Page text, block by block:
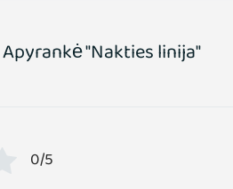
Apyrankė "Nakties linija"
0/5